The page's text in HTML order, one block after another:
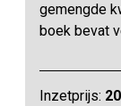
gemengde
boek bevat
Inzetprijs: